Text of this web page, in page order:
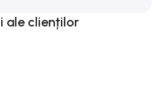
ale clienților